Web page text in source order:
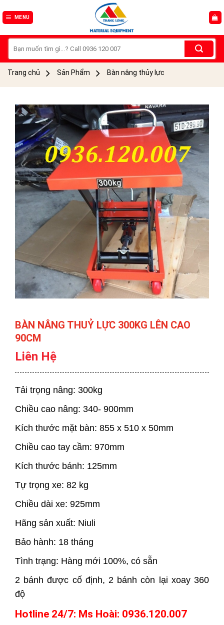
to
MENU
kiếm:
Trang chủ Sản Phẩm Bàn nâng thủy lực
BÀN NÂNG THUỶ LỰC 300KG LÊN CAO
90CM
Liên Hệ
Tải trọng nâng: 300kg
Chiều cao nâng: 340- 900mm
Kích thước mặt bàn: 855 x 510 x 50mm
Chiều cao tay cầm: 970mm
Kích thước bánh: 125mm
Tự trọng xe: 82 kg
Chiều dài xe: 925mm
Hãng sản xuất: Niuli
Bảo hành: 18 tháng
Tình trạng: Hàng mới 100%, có sẵn
2 bánh được cố định, 2 bánh còn lại xoay 360
độ
Hotline 24/7: Ms Hoài: 0936.120.007